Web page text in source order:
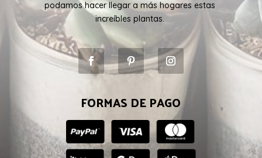
podamos hacer llegar a más hogares estas
increíbles plantas.
FORMAS DE PAGO